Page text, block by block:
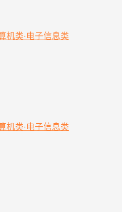
机类·电子信息类
机类·电子信息类